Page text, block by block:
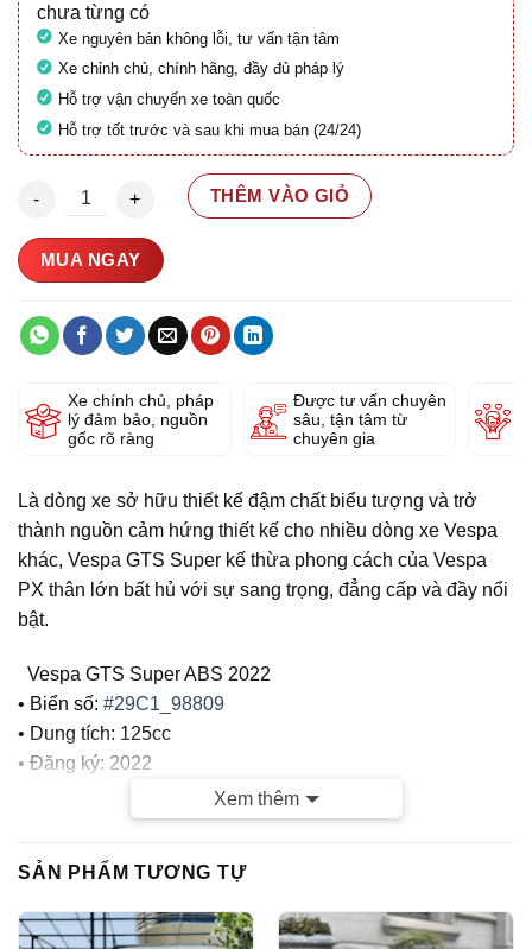
chưa từng có
Xe nguyên bản không lỗi, tư vấn tận tâm
Xe chỉnh chủ, chính hãng, đầy đủ pháp lý
Hỗ trợ vận chuyển xe toàn quốc
Hỗ trợ tốt trước và sau khi mua bán (24/24)
Vespa GTS Super ABS 2022 29C1-988.09 số lượng
THÊM VÀO GIỎ
MUA NGAY
Xe chính chủ, pháp
lý đảm bảo, nguồn
gốc rõ ràng
Được tư vấn chuyên
sâu, tận tâm từ
chuyên gia
Là dòng xe sở hữu thiết kế đậm chất biểu tượng và trở
thành nguồn cảm hứng thiết kế cho nhiều dòng xe Vespa
khác, Vespa GTS Super kế thừa phong cách của Vespa
PX thân lớn bất hủ với sự sang trọng, đẳng cấp và đầy nổi
bật.
Vespa GTS Super ABS 2022
• Biển số: #29C1_98809
• Dung tích: 125cc
• Đăng ký: 2022
Xem thêm
SẢN PHẨM TƯƠNG TỰ